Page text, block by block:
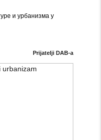
и урбанизма у
Prijatelji DAB-a